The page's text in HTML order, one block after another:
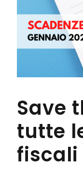
Save
tutte
fiscali